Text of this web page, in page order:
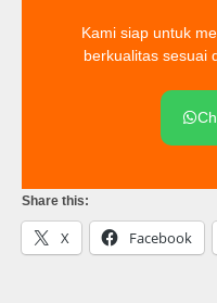
Kami siap untuk
berkualitas sesuai
Share this:
X Facebook